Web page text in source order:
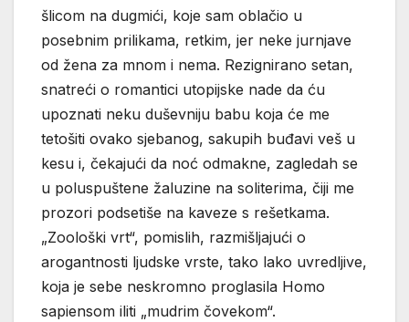
šlicom na dugmići, koje sam oblačio u
posebnim prilikama, retkim, jer neke jurnjave
od žena za mnom i nema. Rezignirano setan,
snatreći o romantici utopijske nade da ću
upoznati neku duševniju babu koja će me
tetošiti ovako sjebanog, sakupih buđavi veš u
kesu i, čekajući da noć odmakne, zagledah se
u poluspuštene žaluzine na soliterima, čiji me
prozori podsetiše na kaveze s rešetkama.
„Zoološki vrt“, pomislih, razmišljajući o
arogantnosti ljudske vrste, tako lako uvredljive,
koja je sebe neskromno proglasila Homo
sapiensom iliti „mudrim čovekom“.